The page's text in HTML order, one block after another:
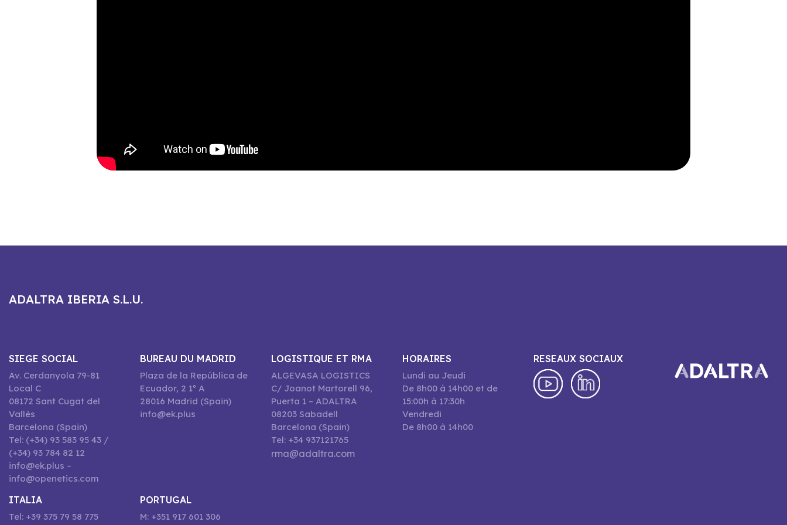
ADALTRA IBERIA S.L.U.
SIEGE SOCIAL
Av. Cerdanyola 79-81
Local C
08172 Sant Cugat del
Vallès
Barcelona (Spain)
Tel: (+34) 93 583 95 43 /
(+34) 93 784 82 12
info@ek.plus –
info@openetics.com
BUREAU DU MADRID
Plaza de la República de
Ecuador, 2 1º A
28016 Madrid (Spain)
info@ek.plus
LOGISTIQUE ET RMA
ALGEVASA LOGISTICS
C/ Joanot Martorell 96,
Puerta 1 – ADALTRA
08203 Sabadell
Barcelona (Spain)
Tel: +34 937121765
rma@adaltra.com
HORAIRES
Lundi au Jeudi
De 8h00 à 14h00 et de
15:00h à 17:30h
Vendredi
De 8h00 à 14h00
RESEAUX SOCIAUX
ITALIA
Tel: +39 375 79 58 775
PORTUGAL
M: +351 917 601 306